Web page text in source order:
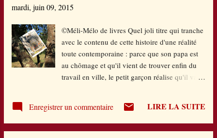
besoins humains en cinq catégories. Et donc de
l'engouement et auquel Christopher, le héros
de l'histoire, va participer, comme ça, sans
grande conviction, plus pour tuer le temps et
presque par hasard. Candidat : 12 778 sur
15000 inscrits. Le principe du jeu est de passer
postant sur son p...
mardi, juin 09, 2015
©Méli-Mélo de livres Quel joli titre qui tranche
avec le contenu de cette histoire d'une réalité
toute contemporaine : parce que son papa est
au chômage et qu'il vient de trouver enfin du
travail en ville, le petit garçon réalise qu'il va
cette ville inconnue, il ne reconnait rien, il se
sent comme un étranger, il n'a plus ses repères,
Enregistrer un commentaire LIRE LA SUITE